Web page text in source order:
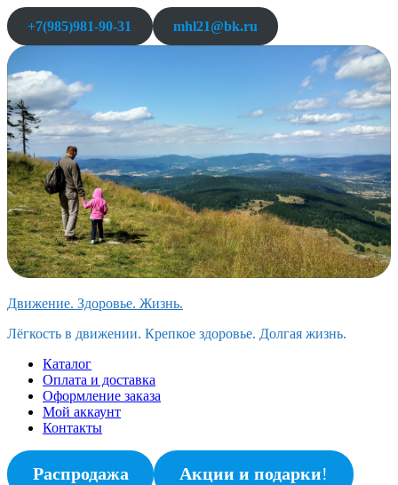
Перейти
к
содержимому
+7(985)981-90-31 mhl21@bk.ru
Движение. Здоровье. Жизнь.
Лёгкость в движении. Крепкое здоровье. Долгая жизнь.
Каталог
Оплата и доставка
Оформление заказа
Мой аккаунт
Контакты
Распродажа Акции и подарки!